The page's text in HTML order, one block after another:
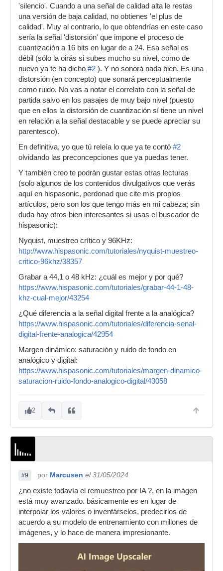
'silencio'. Cuando a una señal de calidad alta le restas
una versión de baja calidad, no obtienes 'el plus de
calidad'. Muy al contrario, lo que obtendrías en este caso
sería la señal 'distorsión' que impone el proceso de
cuantización a 16 bits en lugar de a 24. Esa señal es
débil (sólo la oirás si subes mucho su nivel, como de
nuevo ya te ha dicho #2 ). Y no sonorá nada bien. Es una
distorsión (en concepto) que sonará perceptualmente
como ruido. No vas a notar el correlato con la señal de
partida salvo en los pasajes de muy bajo nivel (puesto
que en ellos la distorsión de cuantización sí tiene un nivel
en relación a la señal destacable y se puede apreciar su
parentesco).
En definitiva, yo que tú releía lo que ya te contó #2
olvidando las preconcepciones que ya puedas tener.
Y también creo te podrán gustar estas otras lecturas
(solo algunos de los contenidos divulgativos que verás
aquí en hispasonic, perdonad que cite mis propios
artículos, pero son los que tengo más en mi cabeza; sin
duda hay otros bien interesantes si usas el buscador de
hispasonic):
Nyquist, muestreo crítico y 96KHz:
http://www.hispasonic.com/tutoriales/nyquist-muestreo-
critico-96khz/38357
Grabar a 44,1 o 48 kHz: ¿cuál es mejor y por qué?
https://www.hispasonic.com/tutoriales/grabar-44-1-48-
khz-cual-mejor/43254
¿Qué diferencia a la señal digital frente a la analógica?
https://www.hispasonic.com/tutoriales/diferencia-senal-
digital-frente-analogica/42954
Margen dinámico: saturación y ruido de fondo en
analógico y digital:
https://www.hispasonic.com/tutoriales/margen-dinamico-
saturacion-ruido-fondo-analogico-digital/43058
2
#9 por Marcusen el 31/05/2024
¿no existe todavía el remuestreo por IA ?, en la imágen
está muy avanzado. básicamente es en lugar de
interpolar los valores o inventárselos, predecirlos de
acuerdo a su modelo de entrenamiento con millones de
imágenes, y lo hace de manera impresionante.